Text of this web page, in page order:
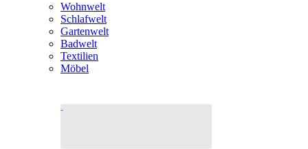
Wohnwelt
Schlafwelt
Gartenwelt
Badwelt
Textilien
Möbel